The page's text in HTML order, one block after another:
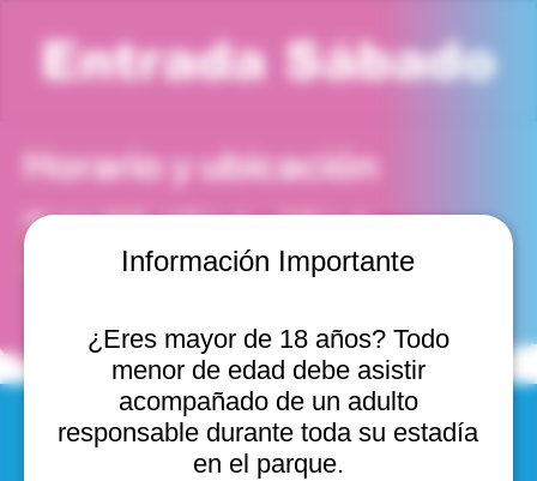
Información Importante
¿Eres mayor de 18 años? Todo
menor de edad debe asistir
acompañado de un adulto
responsable durante toda su estadía
en el parque.
Entrada Sábado
Horario y ubicación
23 may 2026, 1:00 p. m. – 2:00 p. m.
Viña del Mar, Cam. Internacional 2440, 2541754 Viña
del Mar, Valparaíso, Chile